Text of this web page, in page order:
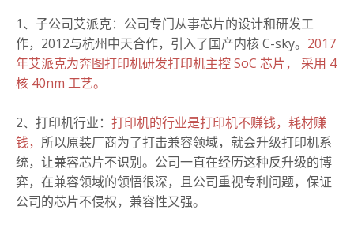
1、子公司艾派克：公司专门从事芯片的设计和研发工
作，2012与杭州中天合作，引入了国产内核 C-sky。 2017
年艾派克为奔图打印机研发打印机主控 SoC 芯片， 采用 4
核 40nm 工艺。
2、打印机行业： 打印机的行业是打印机不赚钱，耗材赚
钱， 所以原装厂商为了打击兼容领域，就会升级打印机系
统，让兼容芯片不识别。公司一直在经历这种反升级的博
弈，在兼容领域的领悟很深，且公司重视专利问题，保证
公司的芯片不侵权，兼容性又强。